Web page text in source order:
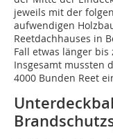
jeweils mit der
aufwendigen
Reetdachhauses in
Fall etwas länger
Insgesamt ­mussten
4000 Bunden Reet